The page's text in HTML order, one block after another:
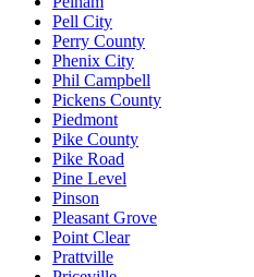
Pell City
Perry County
Phenix City
Phil Campbell
Pickens County
Piedmont
Pike County
Pike Road
Pine Level
Pinson
Pleasant Grove
Point Clear
Prattville